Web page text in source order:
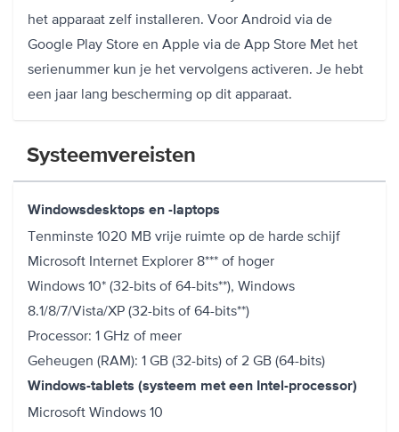
het apparaat zelf installeren. Voor Android via de
Google Play Store en Apple via de App Store Met het
serienummer kun je het vervolgens activeren. Je hebt
een jaar lang bescherming op dit apparaat.
Systeemvereisten
Windowsdesktops en -laptops
Tenminste 1020 MB vrije ruimte op de harde schijf
Microsoft Internet Explorer 8*** of hoger
Windows 10* (32-bits of 64-bits**), Windows
8.1/8/7/Vista/XP (32-bits of 64-bits**)
Processor: 1 GHz of meer
Geheugen (RAM): 1 GB (32-bits) of 2 GB (64-bits)
Windows-tablets (systeem met een Intel-processor)
Microsoft Windows 10